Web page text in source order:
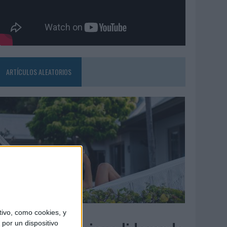
como cookies, y
un dispositivo
ARTÍCULOS ALEATORIOS
08/2026